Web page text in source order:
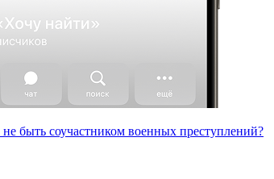
быть соучастником военных преступлений?